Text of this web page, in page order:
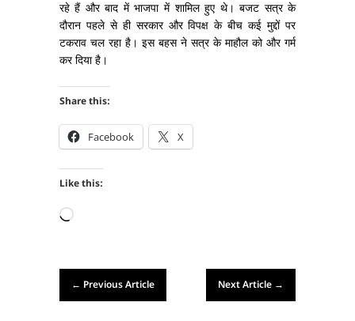
रहे हैं और बाद में भाजपा में शामिल हुए थे। बजट सत्र के
दौरान पहले से ही सरकार और विपक्ष के बीच कई मुद्दों पर
टकराव चल रहा है। इस बहस ने सत्र के माहौल को और गर्म
कर दिया है।
Share this:
Facebook X
Like this:
Loading…
← Previous Article Next Article →